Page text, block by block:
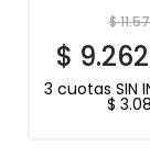
$
$ 9.262
3 cuotas SIN
$